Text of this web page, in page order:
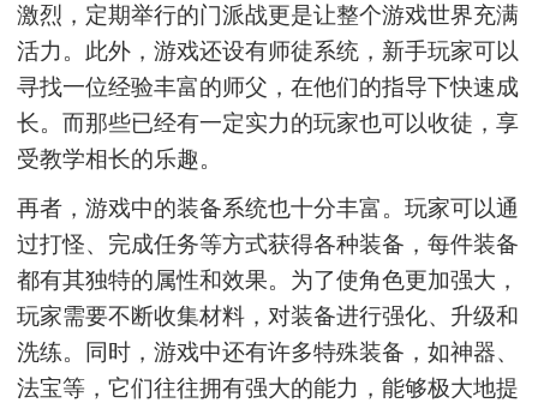
激烈，定期举行的门派战更是让整个游戏世界充满
活力。此外，游戏还设有师徒系统，新手玩家可以
寻找一位经验丰富的师父，在他们的指导下快速成
长。而那些已经有一定实力的玩家也可以收徒，享
受教学相长的乐趣。
再者，游戏中的装备系统也十分丰富。玩家可以通
过打怪、完成任务等方式获得各种装备，每件装备
都有其独特的属性和效果。为了使角色更加强大，
玩家需要不断收集材料，对装备进行强化、升级和
洗练。同时，游戏中还有许多特殊装备，如神器、
法宝等，它们往往拥有强大的能力，能够极大地提